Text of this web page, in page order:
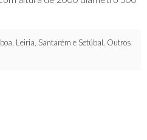
Leiria, Santarém e Setúbal. Outros